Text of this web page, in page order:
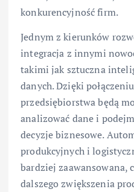
konkurencyjność firm.
Jednym z kierunków
integracja z innymi
takimi jak sztuczna
danych. Dzięki
przedsiębiorstwa będą
analizować dane i
decyzje biznesowe.
produkcyjnych i
bardziej zaawansowana,
dalszego zwiększenia